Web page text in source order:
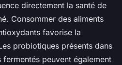
directement la santé de
Consommer des aliments
favorise la
probiotiques présents dans
peuvent également